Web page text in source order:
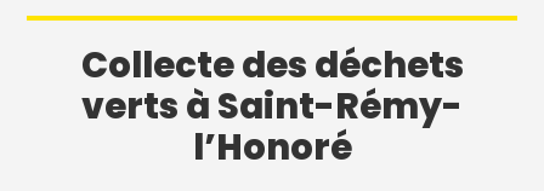
Collecte des déchets
verts à Saint-Rémy-
l’Honoré